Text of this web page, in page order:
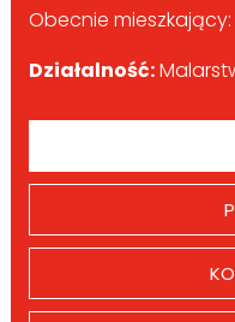
Obecnie
Działalność: